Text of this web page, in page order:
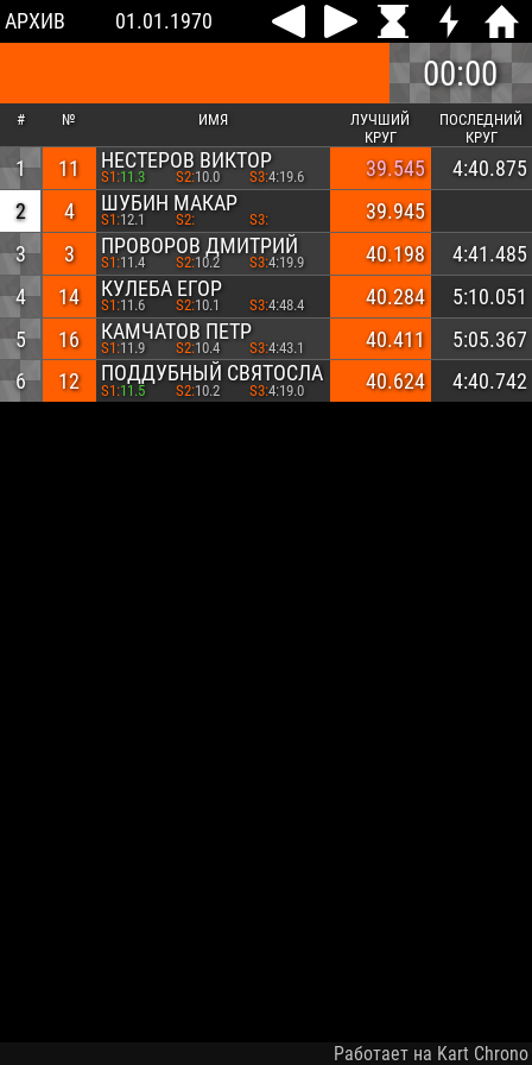
АРХИВ 01.01.1970
00:00
# № ИМЯ
ЛУЧШИЙ
КРУГ
ПОСЛЕДНИЙ
КРУГ
1 11 НЕСТЕРОВ ВИКТОР
S1:11.3 S2:10.0 S3:4:19.6 39.545
4:40.875
2
4 ШУБИН МАКАР
S1:12.1 S2: S3:
39.945
3
3 ПРОВОРОВ ДМИТРИЙ
S1:11.4 S2:10.2 S3:4:19.9 40.198
4:41.485
4
14 КУЛЕБА ЕГОР
S1:11.6 S2:10.1 S3:4:48.4 40.284
5:10.051
5
16 КАМЧАТОВ ПЕТР
S1:11.9 S2:10.4 S3:4:43.1 40.411
5:05.367
6
12 ПОДДУБНЫЙ СВЯТОСЛАВ
S1:11.5 S2:10.2 S3:4:19.0 40.624 4:40.742
Работает на Kart Chrono